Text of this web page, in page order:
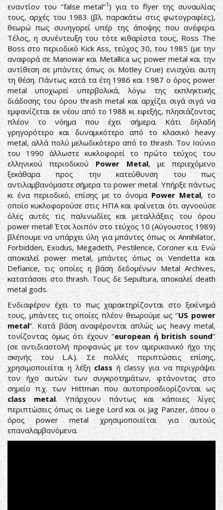
εναντίον του ‘’false metal’’1) για το flyer της συναυλίας
τους, αρχές του 1983 (βλ. παρακάτω στις φωτογραφίες),
θεωρώ πως συνηγορεί υπέρ της άποψης που ανέφερα.
Τέλος, η συνέντευξη του τότε κιθαρίστα τους, Ross The
Boss στο περιοδικό Kick Ass, τεύχος 30, του 1985 (με την
αναφορά σε Manowar και Metallica ως power metal και την
αντίθεση σε μπάντες όπως οι Motley Crue) ενισχύει αυτη
τη θέση. Πάντως κατά τα έτη 1986 και 1987 ο όρος power
metal υποχωρεί υπερβολικά, λόγω της εκπληκτικής
διάδοσης του όρου thrash metal και αρχίζει σιγά σιγά να
εμφανίζεται εκ νέου από το 1988 κι εφεξής, πλησιάζοντας
πλέον το νόημα που έχει σήμερα. Κάτι δηλαδή
γρηγορότερο και δυναμικότερο από το κλασικό heavy
metal, αλλά πολύ μελωδικότερο από το thrash. Τον Ιούνιο
του 1990 άλλωστε κυκλοφορεί το πρώτο τεύχος του
ελληνικού περιοδικούPower Metal, με περιεχόμενο
ξεκάθαρα προς την κατεύθυνση του πως
αντιλαμβανόμαστε σήμερα το power metal. Υπήρξε πάντως
κι ένα περιοδικό, επίσης με το όνομα Power Metal, το
οποίο κυκλοφορούσε στις ΗΠΑ και φαίνεται ότι αγνοούσε
όλες αυτές τις παλινωδίες και μεταλλάξεις του όρου
power metal! Έτσι λοιπόν στο τεύχος 10 (Αύγουστος 1989)
βλέπουμε να υπάρχει ύλη για μπάντες όπως οι Annihilator,
Forbidden, Exodus, Megadeth, Pestilence, Coroner κ.α. Ενώ
αποκαλεί power metal, μπάντες όπως οι Vendetta και
Defiance, τις οποίες η βάση δεδομένων Metal Archives,
κατατάσσει στο thrash. Τους δε Sepultura, αποκαλεί death
metal gods.
Ενδιαφέρον έχει το πως χαρακτηρίζονται στο ξεκίνημά
τους, μπάντες τις οποίες πλέον θεωρούμε ως ‘’US power
metal’’. Κατά βάση αναφέρονται απλώς ως heavy metal,
τονίζοντας όμως ότι έχουν ‘’european ή british sound’’
(σε αντιδιαστολή προφανώς με τον αμερικανικό ήχο της
σκηνής του L.A.). Σε πολλές περιπτώσεις επίσης,
χρησιμοποιείται η λέξη class ή classy για να περιγράψει
τον ήχο αυτών των συγκροτημάτων, φτάνοντας στο
σημείο π.χ. των Hittman που αυτοπροσδιορίζονται ως
class
metal. Υπάρχουν πάντως και κάποιες λίγες
περιπτώσεις όπως οι Liege Lord και οι Jag Panzer, όπου ο
όρος power metal χρησιμοποιείται για αυτούς
επαναλαμβανόμενα.